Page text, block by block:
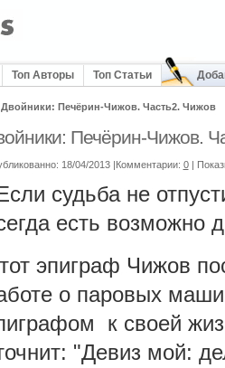
Топ Авторы Топ Статьи
Двойники: Печёрин-Чижов. Часть2. Чижов
Печёрин-Чижов.
18/04/2013 |Комментарии: 0 |
судьба не
есть возможно
эпиграф Чижов
о паровых
к своей
"Девиз мой: